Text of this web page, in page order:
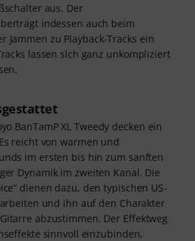
aus. Der
indessen auch beim
Jammen zu Playback-Tracks ein
lassen sich ganz unkompliziert
BanTamP XL Tweedy decken ein
reicht von warmen und
im ersten bis hin zum sanften
Dynamik im zweiten Kanal. Die
dienen dazu, den typischen US-
und ihn auf den Charakter
abzustimmen. Der Effektweg
sinnvoll einzubinden,